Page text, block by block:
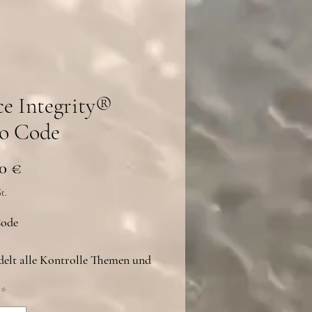
Integrity®
Code
€
alle Kontrolle Themen und
*